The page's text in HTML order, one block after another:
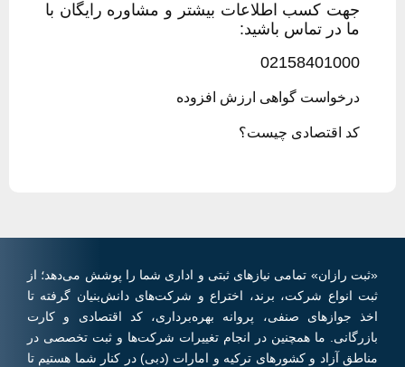
جهت کسب اطلاعات بیشتر و مشاوره رایگان با
ما در تماس باشید:
02158401000
درخواست گواهی ارزش افزوده
کد اقتصادی چیست؟
«ثبت رازان» تمامی نیازهای ثبتی و اداری شما را پوشش می‌دهد؛ از
ثبت انواع شرکت، برند، اختراع و شرکت‌های دانش‌بنیان گرفته تا
اخذ جوازهای صنفی، پروانه بهره‌برداری، کد اقتصادی و کارت
بازرگانی. ما همچنین در انجام تغییرات شرکت‌ها و ثبت تخصصی در
مناطق آزاد و کشورهای ترکیه و امارات (دبی) در کنار شما هستیم تا